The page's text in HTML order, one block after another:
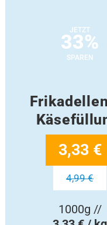
JETZT
33%
SPAREN
3,33 €
4,99 €
1000g //